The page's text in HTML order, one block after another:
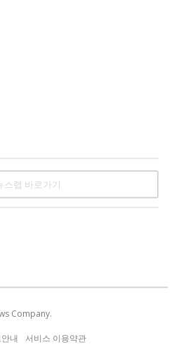
스랩 바로가기
Company.
내 서비스 이용약관